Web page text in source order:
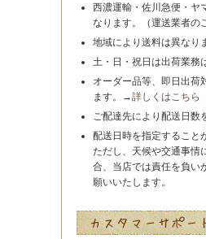
西濃運輸・佐川急便・ヤ
なります。（運送業者の
地域により送料は異なり
土・日・祝日は出荷業務
オーダー品等、即日出荷
ます。→詳しくはこちら
ご配達先により配送日数
配送日時を指定すること
ただし、天候や交通事情
合、当店では責任を負い
願いいたします。